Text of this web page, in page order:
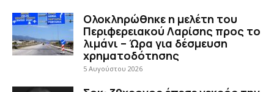
Ολοκληρώθηκε η μελέτη του
Περιφερειακού Λαρίσης προς το
λιμάνι – Ώρα για δέσμευση
χρηματοδότησης
5 Αυγούστου 2026